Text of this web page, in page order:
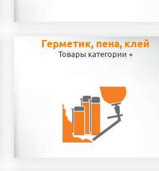
Герметик, пена, клей
Товары категории +